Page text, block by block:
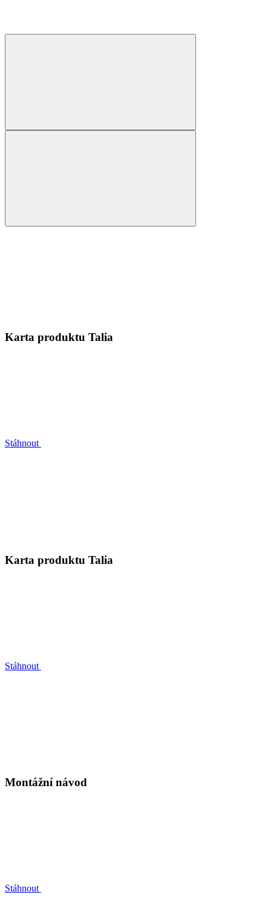
Karta produktu Talia
Stáhnout
Karta produktu Talia
Stáhnout
Montážní návod
Stáhnout